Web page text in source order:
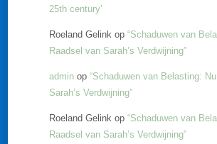
25th century’
Roeland Gelink op “Schaduwen van
Raadsel van Sarah’s Verdwijning”
admin op “Schaduwen van Belasting:
Sarah’s Verdwijning”
Roeland Gelink op “Schaduwen van
Raadsel van Sarah’s Verdwijning”